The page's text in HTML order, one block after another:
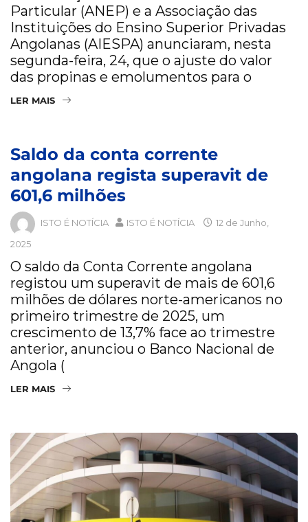
Particular (ANEP) e a Associação das
Instituições do Ensino Superior Privadas
Angolanas (AIESPA) anunciaram, nesta
segunda-feira, 24, que o ajuste do valor
das propinas e emolumentos para o
LER MAIS
Saldo da conta corrente
angolana regista superavit de
601,6 milhões
ISTO É NOTÍCIA ISTO É NOTÍCIA
12 de Junho,
2025
O saldo da Conta Corrente angolana
registou um superavit de mais de 601,6
milhões de dólares norte-americanos no
primeiro trimestre de 2025, um
crescimento de 13,7% face ao trimestre
anterior, anunciou o Banco Nacional de
Angola (
LER MAIS